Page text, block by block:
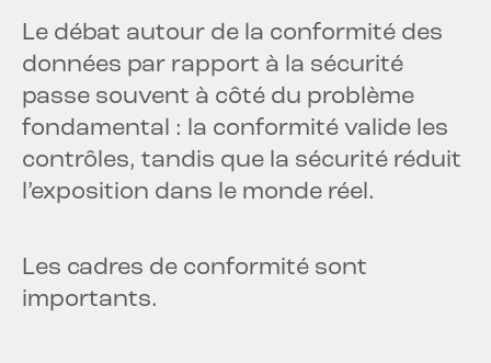
Le débat autour de la conformité des
données par rapport à la sécurité
passe souvent à côté du problème
fondamental : la conformité valide les
contrôles, tandis que la sécurité réduit
l’exposition dans le monde réel.
Les cadres de conformité sont
importants.